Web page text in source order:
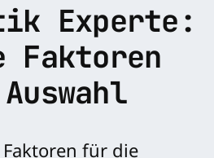
Experte:
Faktoren
für die